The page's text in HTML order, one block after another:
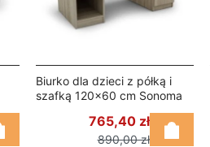
Biurko dla dzieci z półką i
szafką 120×60 cm Sonoma
765,40 zł
890,00 zł